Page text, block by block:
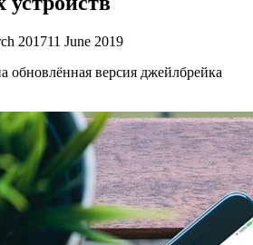
201711 June 2019
обновлённая версия джейлбрейка